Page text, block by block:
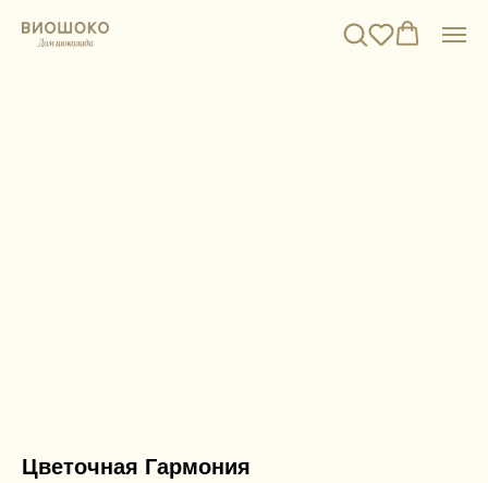
Цветочная Гармония